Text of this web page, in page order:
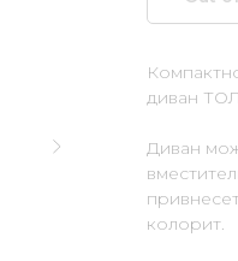
диван
Диван
колорит.